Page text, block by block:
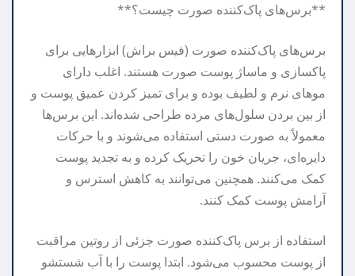
**برس‌های پاک‌کننده صورت چیست؟**
برس‌های پاک‌کننده صورت (فیس براش) ابزارهایی برای
پاکسازی و ماساژ پوست صورت هستند. اغلب دارای
موهای نرم و لطیف بوده و برای تمیز کردن عمیق پوست و
از بین بردن سلول‌های مرده طراحی شده‌اند. این برس‌ها
معمولاً به صورت دستی استفاده می‌شوند و با حرکات
دایره‌ای، جریان خون را تحریک کرده و به تجدید پوست
کمک می‌کنند. همچنین می‌توانند به کاهش استرس و
آرامش پوست کمک کنند.
استفاده از برس پاک‌کننده صورت جزئی از روتین مراقبت
از پوست محسوب می‌شود. ابتدا پوست را با آب شستشو